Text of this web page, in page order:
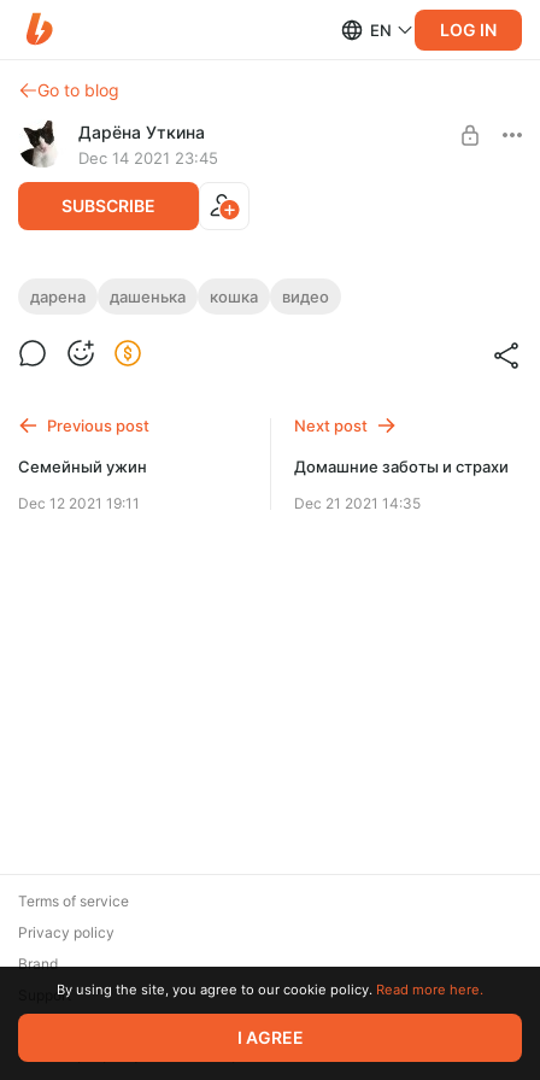
EN LOG IN
Go to blog
Дарёна Уткина
Dec 14 2021 23:45
SUBSCRIBE
Зимняя капель
Понемногу хулиганим с принтером и смотрим, что творится
за окном.Один пакет наполнителя "Сибирская кошка"
дарена дашенька кошка видео
Previous post
Семейный ужин
Dec 12 2021 19:11
Next post
Домашние заботы и страхи
Dec 21 2021 14:35
© 2026 Zaya Solutions Limited. All rights reserved. All trademarks
are the property of their respective owners.
Terms of service
Privacy policy
Brand
SupportBy using the site, you agree to our cookie policy. Read more here.
I AGREE